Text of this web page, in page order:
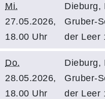
Mi.
27.05.2026,
18.00 Uhr
Dieburg,
Gruber-
der Leer
Do.
28.05.2026,
18.00 Uhr
Dieburg,
Gruber-
der Leer